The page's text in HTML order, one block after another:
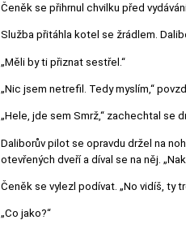
Čeněk se přihrnul chvilku před
Služba přitáhla kotel se žrádlem.
„Měli by ti přiznat sestřel.“
„Nic jsem netrefil. Tedy myslím,“
„Hele, jde sem Smrž,“ zachechtal se
Daliborův pilot se opravdu držel na
otevřených dveří a díval se na něj.
Čeněk se vylezl podívat. „No vidíš, ty
„Co jako?“